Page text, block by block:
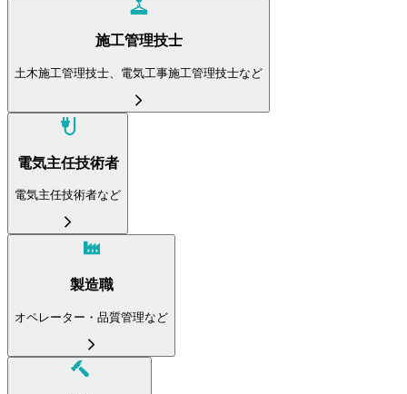
施工管理技士
土木施工管理技士、電気工事施工管理技士など
電気主任技術者
電気主任技術者など
製造職
オペレーター・品質管理など